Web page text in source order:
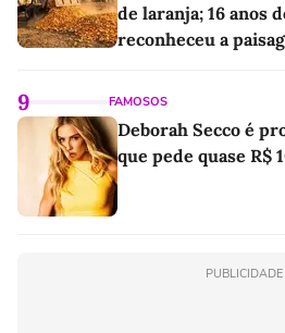
de laranja; 16 anos
reconheceu a
9 FAMOSOS
Deborah Secco é
que pede quase R$
PUBLICIDADE